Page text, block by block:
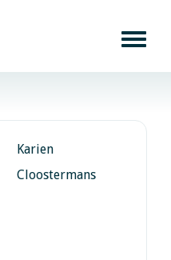
Karien
Cloostermans